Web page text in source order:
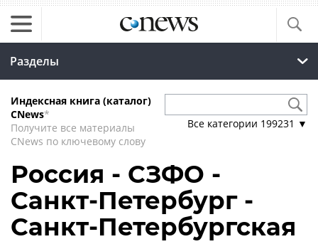
Разделы
Индексная книга (каталог)
CNews*
Получите все материалы
CNews по ключевому слову
Все категории 199231 ▼
Россия - СЗФО -
Санкт-Петербург -
Санкт-Петербургская